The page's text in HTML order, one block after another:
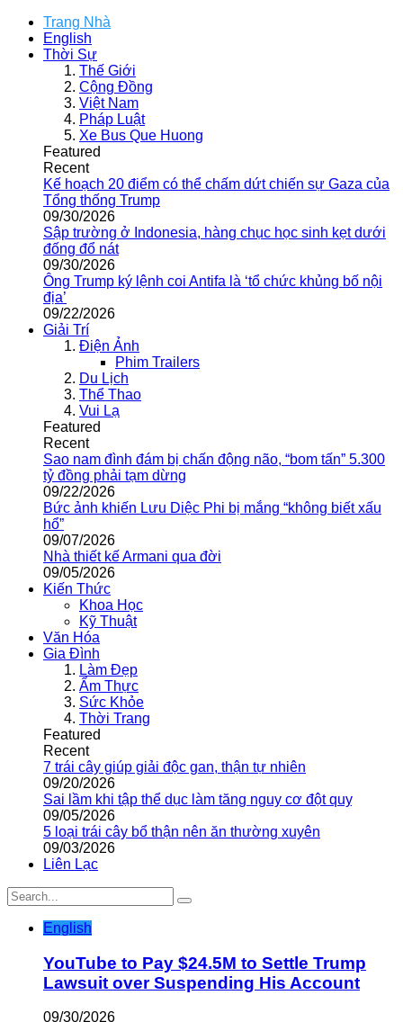
Trang Nhà
English
Thời Sự
Thế Giới
Cộng Đồng
Việt Nam
Pháp Luật
Xe Bus Que Huong
Featured
Recent
Kế hoạch 20 điểm có thể chấm dứt chiến sự Gaza của
Tổng thống Trump
09/30/2026
Sập trường ở Indonesia, hàng chục học sinh kẹt dưới
đống đổ nát
09/30/2026
Ông Trump ký lệnh coi Antifa là ‘tổ chức khủng bố nội
địa’
09/22/2026
Giải Trí
Điện Ảnh
Phim Trailers
Du Lịch
Thể Thao
Vui Lạ
Featured
Recent
Sao nam đình đám bị chấn động não, “bom tấn” 5.300
tỷ đồng phải tạm dừng
09/22/2026
Bức ảnh khiến Lưu Diệc Phi bị mắng “không biết xấu
hổ”
09/07/2026
Nhà thiết kế Armani qua đời
09/05/2026
Kiến Thức
Khoa Học
Kỹ Thuật
Văn Hóa
Gia Đình
Làm Đẹp
Ẩm Thực
Sức Khỏe
Thời Trang
Featured
Recent
7 trái cây giúp giải độc gan, thận tự nhiên
09/20/2026
Sai lầm khi tập thể dục làm tăng nguy cơ đột quỵ
09/05/2026
5 loại trái cây bổ thận nên ăn thường xuyên
09/03/2026
Liên Lạc
English
YouTube to Pay $24.5M to Settle Trump
Lawsuit over Suspending His Account
09/30/2026